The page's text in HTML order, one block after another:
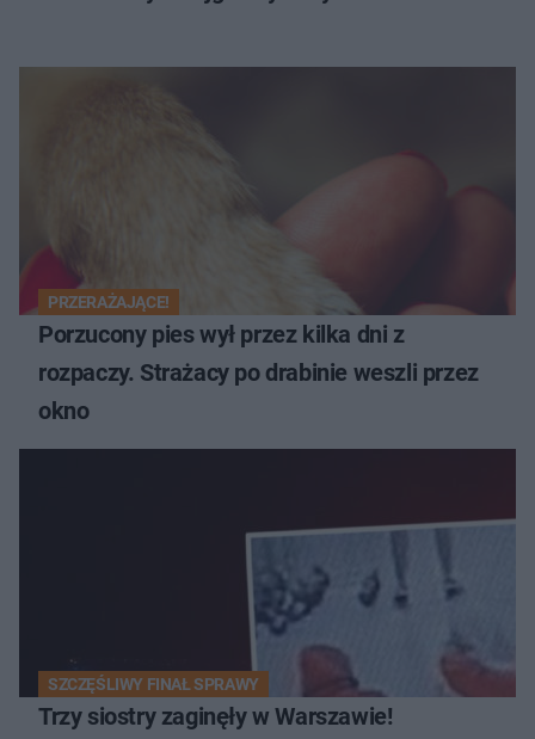
PRZERAŻAJĄCE!
Porzucony pies wył przez kilka dni z
rozpaczy. Strażacy po drabinie weszli przez
okno
SZCZĘŚLIWY FINAŁ SPRAWY
Trzy siostry zaginęły w Warszawie!